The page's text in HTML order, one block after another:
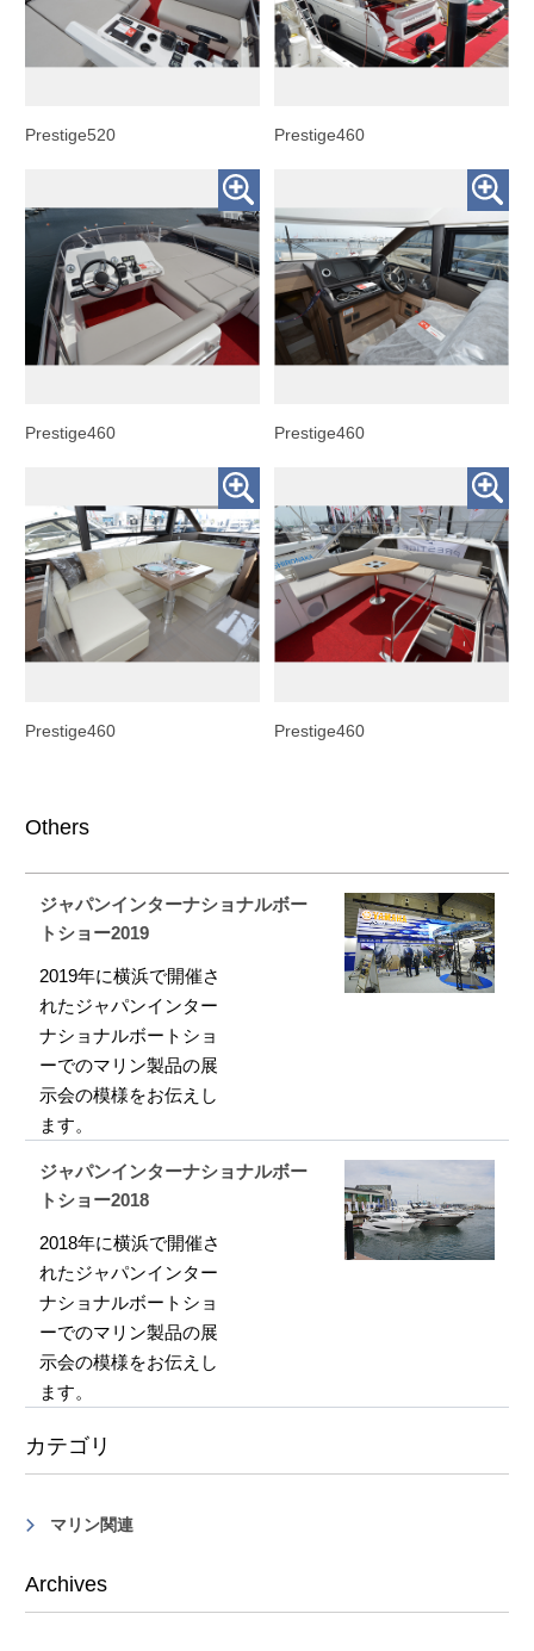
Prestige520 Prestige460
Prestige460 Prestige460
Prestige460 Prestige460
Others
ジャパンインターナショナルボー
トショー2019
2019年に横浜で開催さ
れたジャパンインター
ナショナルボートショ
ーでのマリン製品の展
示会の模様をお伝えし
ます。
ジャパンインターナショナルボー
トショー2018
2018年に横浜で開催さ
れたジャパンインター
ナショナルボートショ
ーでのマリン製品の展
示会の模様をお伝えし
ます。
カテゴリ
マリン関連
Archives